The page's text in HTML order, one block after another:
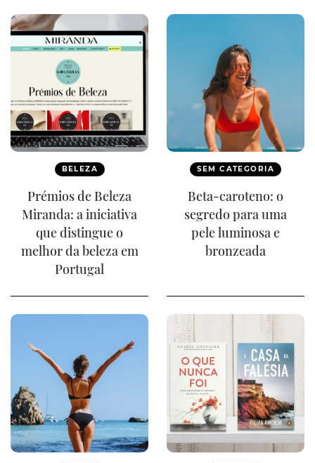
BELEZA
Prémios de Beleza
Miranda: a iniciativa
que distingue o
melhor da beleza em
Portugal
SEM CATEGORIA
Beta-caroteno: o
segredo para uma
pele luminosa e
bronzeada